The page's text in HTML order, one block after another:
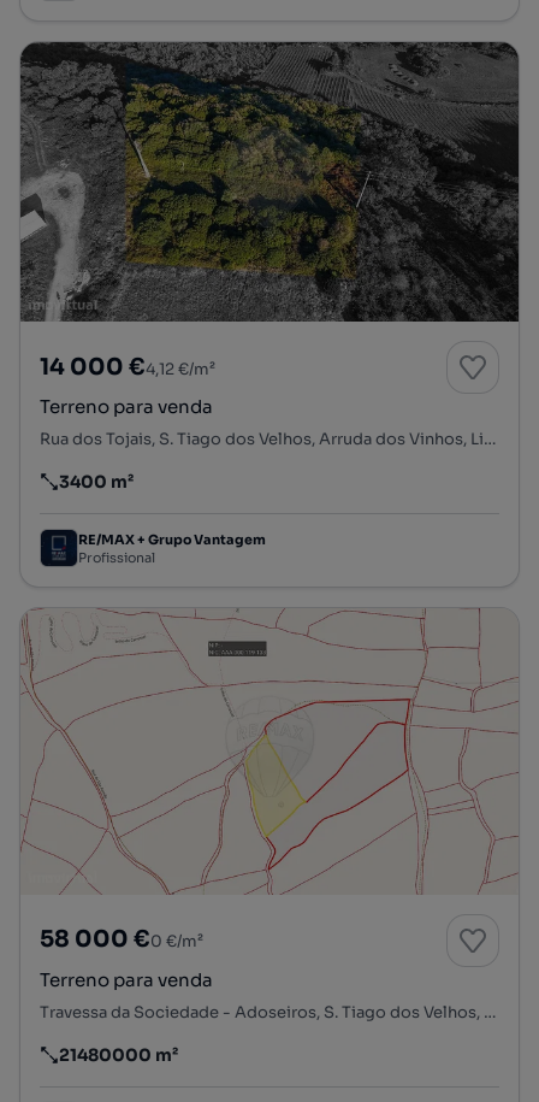
14 000 €4,12 €/m²
Terreno para venda
Rua dos Tojais, S. Tiago dos Velhos, Arruda dos Vinhos, Lisboa
Preço por metro quadrado
3400 m²
RE/MAX + Grupo Vantagem
Profissional
58 000 €0 €/m²
Terreno para venda
Travessa da Sociedade - Adoseiros, S. Tiago dos Velhos, Arruda dos Vinhos, Lisboa
Preço por metro quadrado
21480000 m²